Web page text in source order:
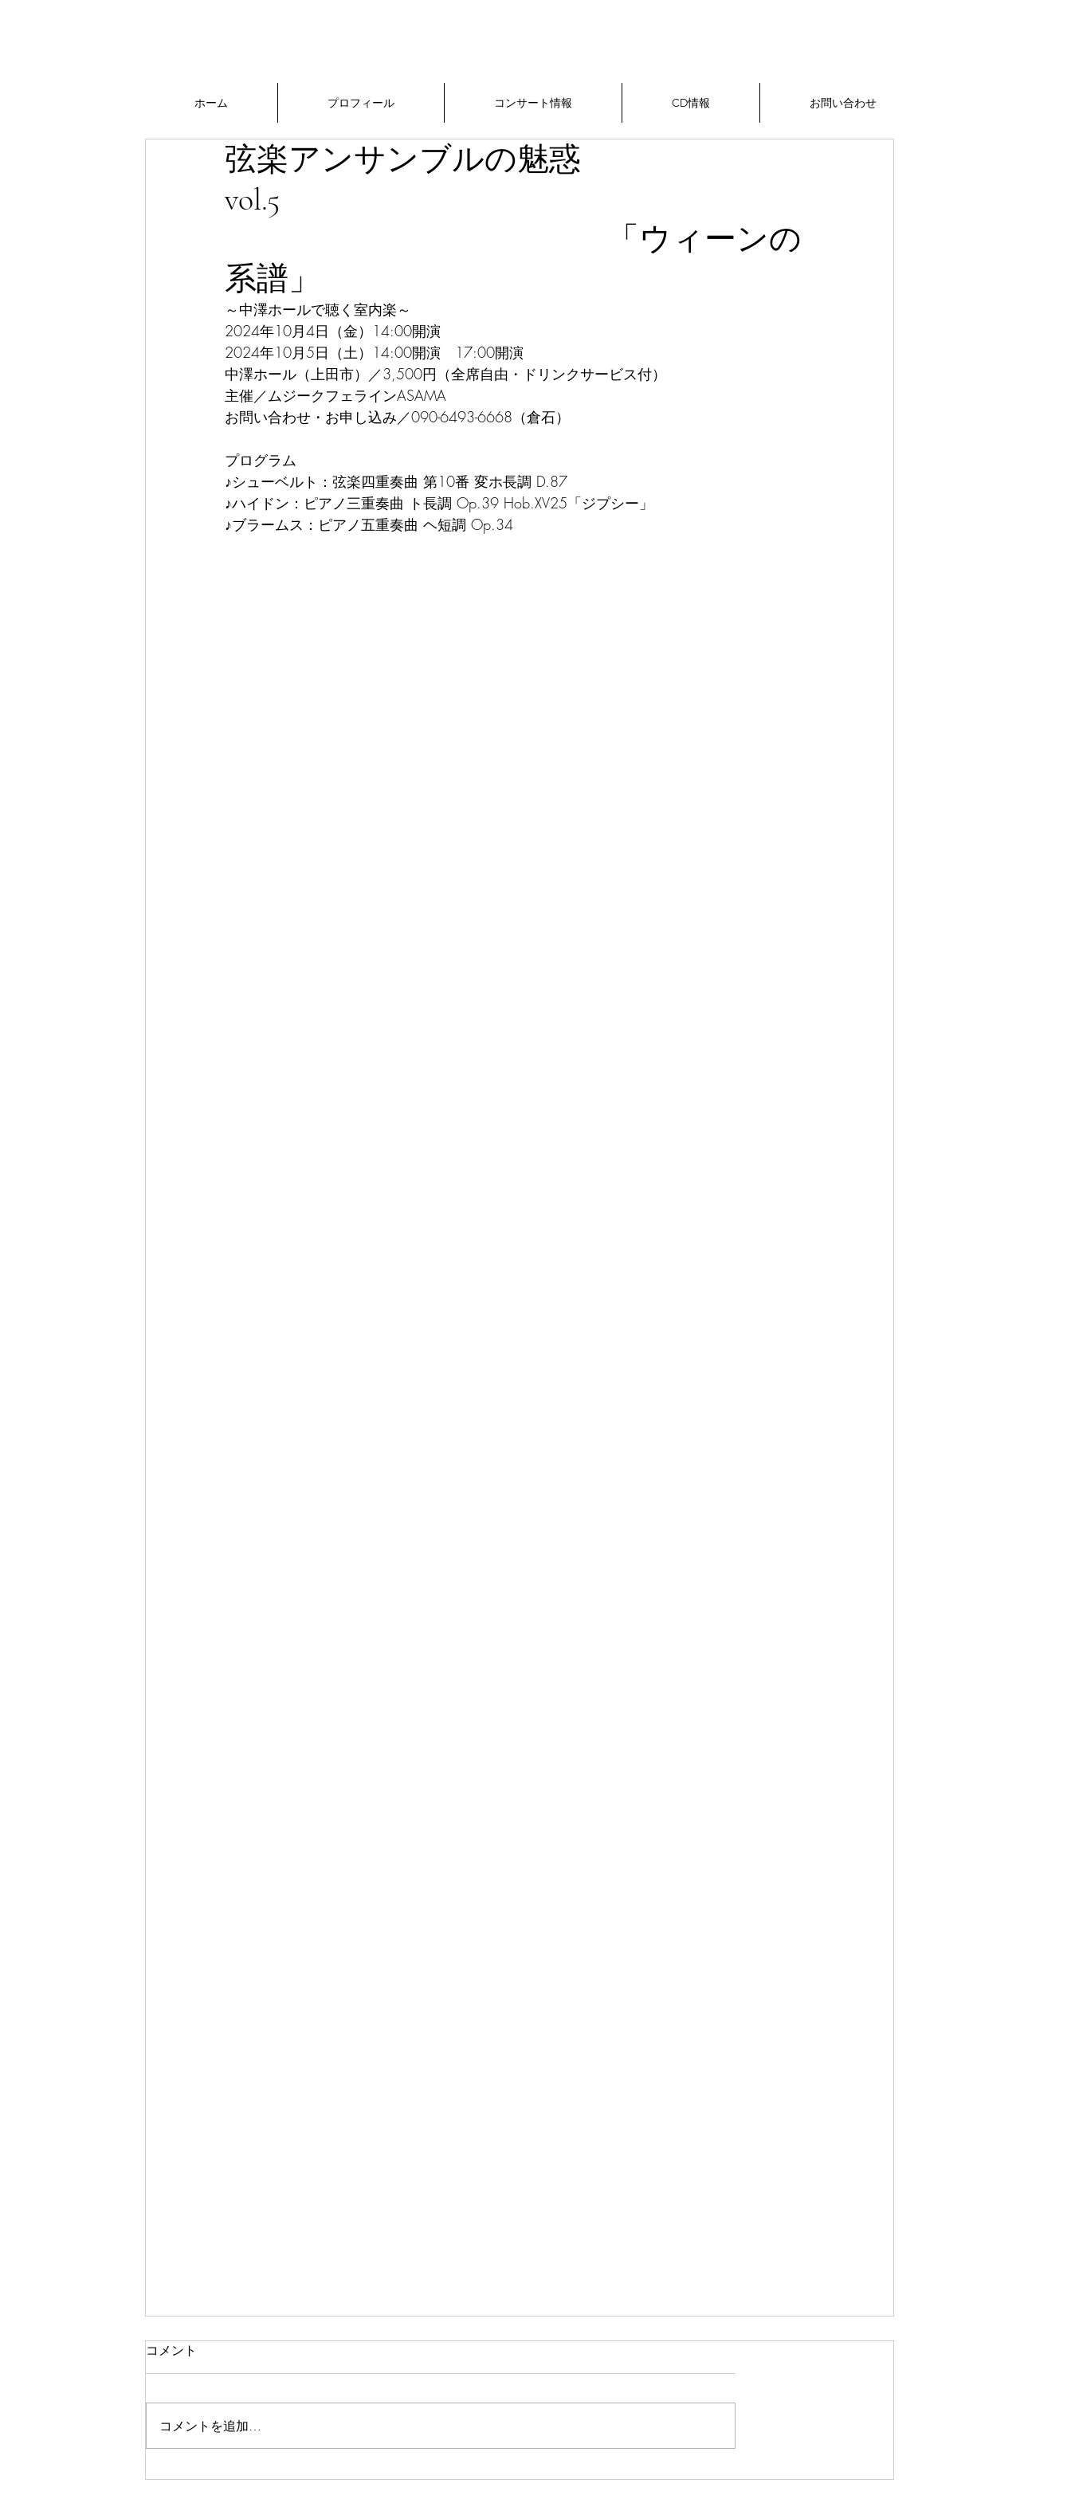
ホーム プロフィール コンサート情報 CD情報 お問い合わせ
弦楽アンサンブルの魅惑
vol.5
「ウィーンの
系譜」
～中澤ホールで聴く室内楽～
2024年10月4日（金）14:00開演
2024年10月5日（土）14:00開演　17:00開演
中澤ホール（上田市）／3,500円（全席自由・ドリンクサービス付）
主催／ムジークフェラインASAMA
お問い合わせ・お申し込み／090-6493-6668（倉石）
プログラム
♪シューベルト：弦楽四重奏曲 第10番 変ホ長調 D.87
♪ハイドン：ピアノ三重奏曲 ト長調 Op.39 Hob.XV25「ジプシー」
♪ブラームス：ピアノ五重奏曲 ヘ短調 Op.34
コメント
コメントを追加…